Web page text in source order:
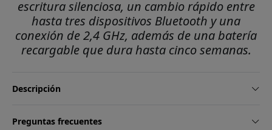
escritura silenciosa, un cambio rápido entre
hasta tres dispositivos Bluetooth y una
conexión de 2,4 GHz, además de una batería
recargable que dura hasta cinco semanas.
Descripción
Preguntas frecuentes